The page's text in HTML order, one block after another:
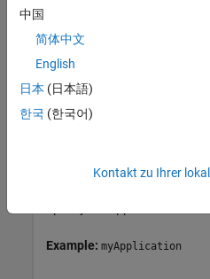
actions.
Example:
Example: myApplication
中国
简体中文
English
日本 (日本語)
한국 (한국어)
Kontakt zu Ihrer